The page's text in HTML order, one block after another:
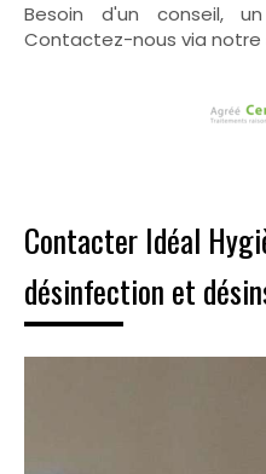
Besoin d'un conseil,
Contactez-nous via notre
Contacter Idéal
désinfection et